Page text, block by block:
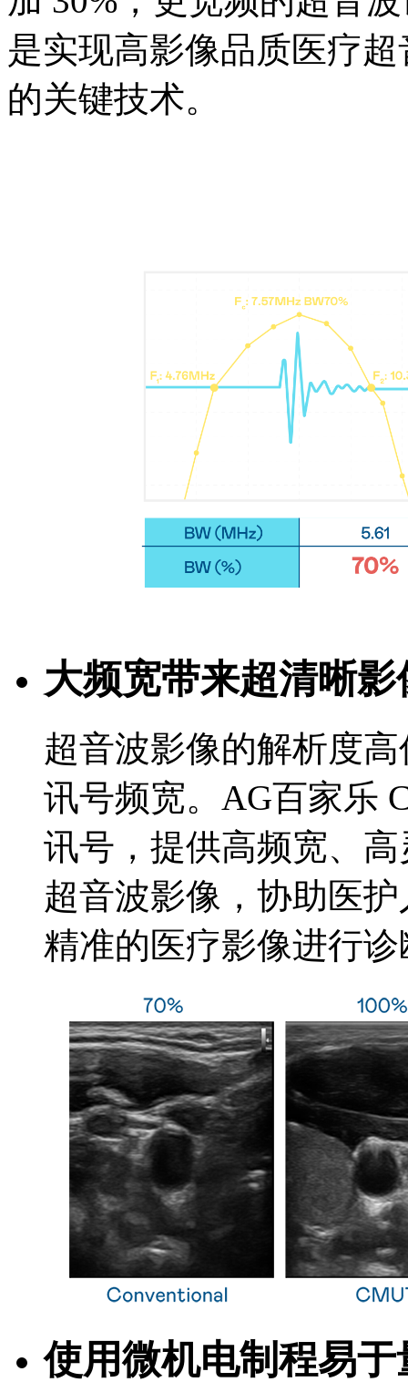
是实现高影像品质医疗
的关键技术。
大频宽带来超清晰影
超音波影像的解析度
讯号频宽。AG百家乐
讯号，提供高频宽、
超音波影像，协助医
精准的医疗影像进行诊
使用微机电制程易于